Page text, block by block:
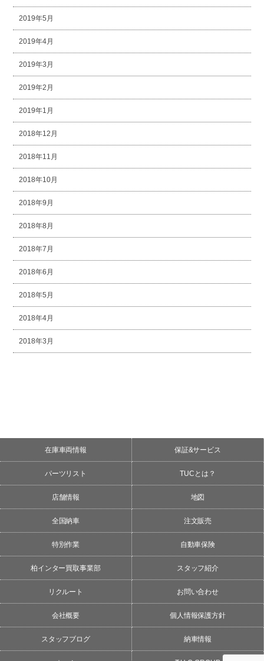
2019年5月
2019年4月
2019年3月
2019年2月
2019年1月
2018年12月
2018年11月
2018年10月
2018年9月
2018年8月
2018年7月
2018年6月
2018年5月
2018年4月
2018年3月
在庫車両情報 保証&サービス
パーツリスト TUCとは？
店舗情報 地図
全国納車 注文販売
特別作業 自動車保険
柏インター買取事業部 スタッフ紹介
リクルート お問い合わせ
会社概要 個人情報保護方針
スタッフブログ 納車情報